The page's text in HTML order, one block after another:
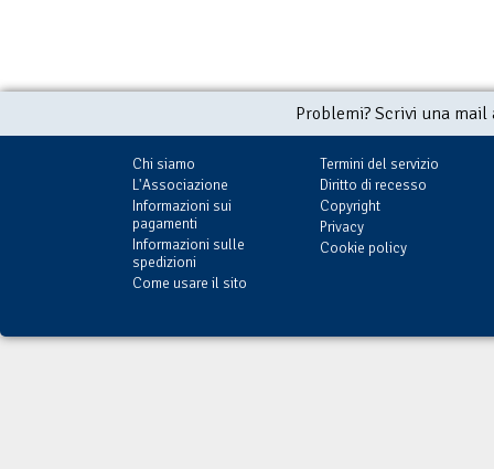
Problemi? Scrivi una
Chi siamo
L'Associazione
Informazioni sui
pagamenti
Informazioni sulle
spedizioni
Come usare il sito
Termini del servizio
Diritto di recesso
Copyright
Privacy
Cookie policy